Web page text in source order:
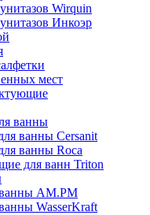
Wirquin
Инкоэр
мест
ванны
ванны Cersanit
ванны Roca
для ванн Triton
AM.PM
WasserKraft